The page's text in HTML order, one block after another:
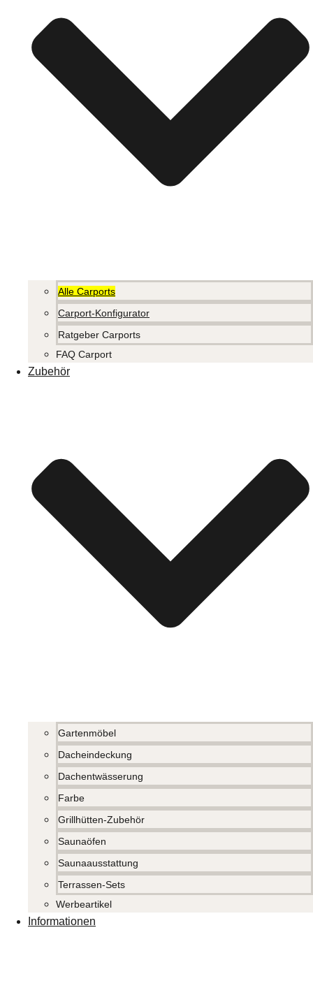
Alle Carports
Carport-Konfigurator
Ratgeber Carports
FAQ Carport
Zubehör
Gartenmöbel
Dacheindeckung
Dachentwässerung
Farbe
Grillhütten-Zubehör
Saunaöfen
Saunaausstattung
Terrassen-Sets
Werbeartikel
Informationen